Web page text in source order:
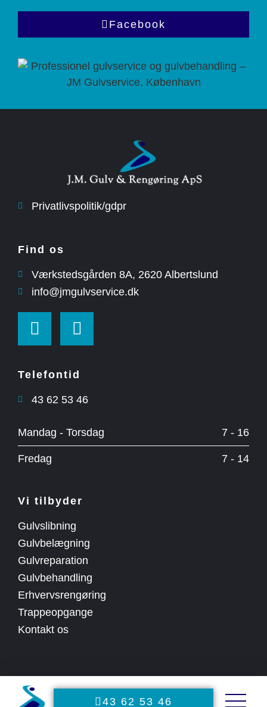
43 62 53 46
Facebook
Privatlivspolitik/gdpr
Find os
Værkstedsgården 8A, ​2620 Albertslund
info@jmgulvservice.dk
Telefontid
43 62 53 46
Mandag - Torsdag 7 - 16
Fredag 7 - 14
Vi tilbyder
Gulvslibning
Gulvbelægning
Gulvreparation
Gulvbehandling
Erhvervsrengøring
Trappeopgange
Kontakt os